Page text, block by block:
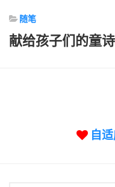
标签
论坛
随笔
献给孩子们的童诗
自